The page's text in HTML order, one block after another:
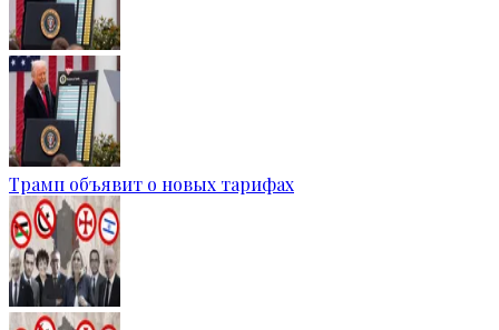
Трамп объявит о новых тарифах